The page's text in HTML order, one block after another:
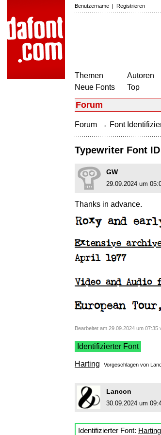
Benutzername | Registrieren
Themen
Neue Fonts
Autoren
Top
Forum
Forum → Font
Typewriter Font
GW
29.09.2024 um
Thanks in advance.
Bearbeitet am 29.09.2024 um 07:35
Identifizierter Font
Harting Vorgeschlagen von
Lancon
30.09.2024 um
Identifizierter Font: Harting